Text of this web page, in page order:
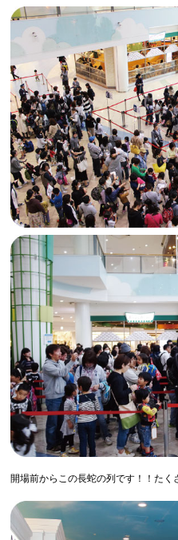
開場前からこの長蛇の列です！！たく